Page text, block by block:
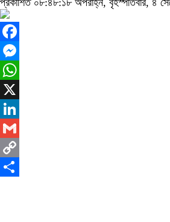
প্রকাশিত ০৮:৪৮:১৮ অপরাহ্ন, বৃহস্পতিবার, ৪
Facebook
Messenger
WhatsApp
X
LinkedIn
Gmail
Copy